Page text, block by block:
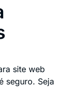
site web
seguro. Seja